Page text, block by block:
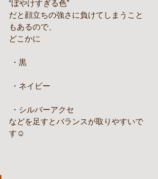
“ぼやけすぎる色”
だと顔立ちの強さに負けてしまうこと
もあるので、
どこかに
・黒
・ネイビー
・シルバーアクセ
などを足すとバランスが取りやすいで
す☺️